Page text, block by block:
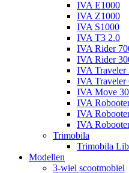
IVA E1000
IVA Z1000
IVA S1000
IVA T3 2.0
IVA Rider
IVA Rider
IVA Traveler
IVA Traveler
IVA Move
IVA
IVA
IVA
Trimobila
Trimobila
Modellen
3-wiel scootmobiel